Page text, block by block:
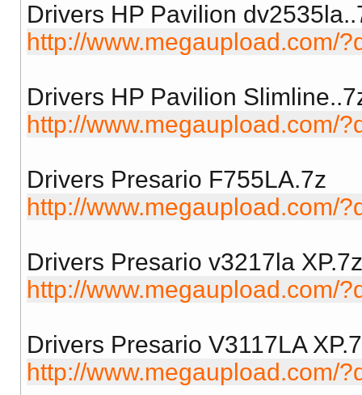
Drivers HP Pavilion
http://www.megaupload.com/
Drivers HP Pavilion
http://www.megaupload.com/
Drivers Presario F755LA.7z
http://www.megaupload.com/
Drivers Presario v3217la XP.7z
http://www.megaupload.com/
Drivers Presario V3117LA
http://www.megaupload.com/